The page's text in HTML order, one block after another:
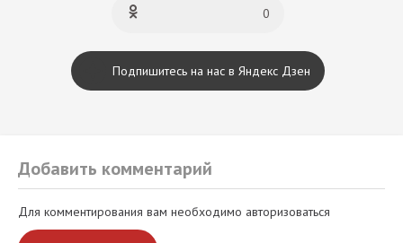
0
Подпишитесь на нас в Яндекс Дзен
Добавить комментарий
Для комментирования вам необходимо авторизоваться